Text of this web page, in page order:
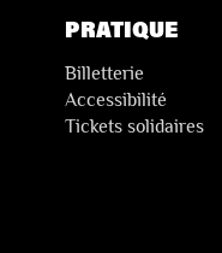
PRATIQUE
Billetterie
Accessibilité
Tickets solidaires